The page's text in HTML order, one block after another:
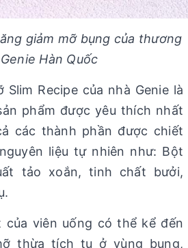
giảm mỡ bụng của thương
Hàn Quốc
Slim Recipe của nhà Genie là
phẩm được yêu thích nhất
các thành phần được chiết
liệu tự nhiên như: Bột
tảo xoắn, tinh chất bưởi,
của viên uống có thể kể đến
thừa tích tụ ở vùng bụng,